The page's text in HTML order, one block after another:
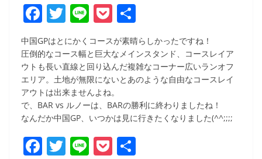
F
a
c
e
b
o
o
k
T
w
itt
er
Li
n
e
P
o
ck
et
有
中国GPはとにかくコースが素晴らしかったですね！
圧倒的なコース幅と巨大なメインスタンド、コースレイア
ウトも長い直線と回り込んだ複雑なコーナー広いランオフ
エリア。土地が無限にないとあのような自由なコースレイ
アウトは出来ませんよね。
で、BAR vs ルノーは、BARの勝利に終わりましたね！
なんだか中国GP、いつかは見に行きたくなりました(^^;;;;
F T Li P